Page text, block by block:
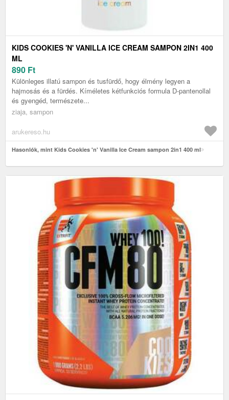
KIDS COOKIES 'N' VANILLA ICE CREAM SAMPON 2IN1 400
ML
890 Ft
Különleges illatú sampon és tusfürdő, hogy élmény legyen a
hajmosás és a fürdés. Kíméletes kétfunkciós formula D-pantenollal
és gyengéd, természete...
ziaja, sampon
arukereso.hu
Hasonlók, mint Kids Cookies 'n' Vanilla Ice Cream sampon 2in1 400 ml